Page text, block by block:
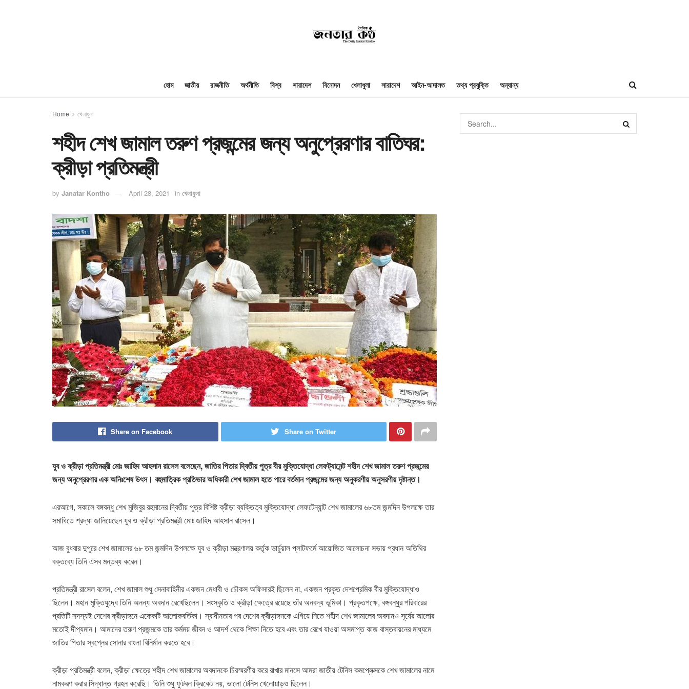
হোম জাতীয় রাজনীতি অর্থনীতি বিশ্ব সারাদেশ বিনোদন খেলাধুলা সারাদেশ আইন-আদালত তথ্য প্রযুক্তি অন্যান্য
Home খেলাধুলা
শহীদ শেখ জামাল তরুণ প্রজন্মের জন্য অনুপ্রেরণার বাতিঘর:
ক্রীড়া প্রতিমন্ত্রী
by Janatar Kontho April 28, 2021 in খেলাধুলা
Share on Facebook Share on Twitter
যুব ও ক্রীড়া প্রতিমন্ত্রী মোঃ জাহিদ আহসান রাসেল বলেছেন, জাতির পিতার দ্বিতীয় পুত্র বীর মুক্তিযোদ্ধা লেফট্যানেন্ট শহীদ শেখ জামাল তরুণ প্রজন্মের
জন্য অনুপ্রেরণার এক অনিঃশেষ উৎস। বহুমাত্রিক প্রতিভার অধিকারী শেখ জামাল হতে পারে বর্তমান প্রজন্মের জন্য অনুকরণীয় অনুসরণীয় দৃষ্টান্ত।
এরআগে, সকালে বঙ্গবন্ধু শেখ মুজিবুর রহমানের দ্বিতীয় পুত্র বিশিষ্ট ক্রীড়া ব্যক্তিত্ব মুক্তিযোদ্ধা লেফটেন্যান্ট শেখ জামালের ৬৮তম জন্মদিন উপলক্ষে তার
সমাধিতে শ্রদ্ধা জানিয়েছেন যুব ও ক্রীড়া প্রতিমন্ত্রী মোঃ জাহিদ আহসান রাসেল।
আজ বুধবার দুপুরে শেখ জামালের ৬৮ তম জন্মদিন উপলক্ষে যুব ও ক্রীড়া মন্ত্রণালয় কর্তৃক ভার্চুয়াল প্লাটফর্মে আয়োজিত আলোচনা সভায় প্রধান অতিথির
বক্তব্যে তিনি এসব মন্তব্য করেন।
প্রতিমন্ত্রী রাসেল বলেন, শেখ জামাল শুধু সেনাবাহিনীর একজন মেধাবী ও চৌকস অফিসারই ছিলেন না, একজন প্রকৃত দেশপ্রেমিক বীর মুক্তিযোদ্ধাও
ছিলেন। মহান মুক্তিযুদ্ধে তিনি অনন্য অবদান রেখেছিলেন। সংস্কৃতি ও ক্রীড়া ক্ষেত্রে রয়েছে তাঁর অনবদ্য ভূমিকা। প্রকৃতপক্ষে, বঙ্গবন্ধুর পরিবারের
প্রতিটি সদস্যই দেশের ক্রীড়াঙ্গনে একেকটি আলোকবর্তিকা। স্বাধীনতার পর দেশের ক্রীড়াঙ্গনকে এগিয়ে নিতে শহীদ শেখ জামালের অবদানও সূর্যের আলোর
মতোই দীপ্যমান। আমাদের তরুণ প্রজন্মকে তার কর্মময় জীবন ও আদর্শ থেকে শিক্ষা নিতে হবে এবং তার রেখে যাওয়া অসমাপ্ত কাজ বাস্তবায়নের মাধ্যমে
জাতির পিতার স্বপ্নের সোনার বাংলা বিনির্মান করতে হবে।
ক্রীড়া প্রতিমন্ত্রী বলেন, ক্রীড়া ক্ষেত্রে শহীদ শেখ জামালের অবদানকে চিরস্মরণীয় করে রাখার মানসে আমরা জাতীয় টেনিস কমপ্লেক্সকে শেখ জামালের নামে
নামকরণ করার সিদ্ধান্ত গ্রহন করেছি। তিনি শুধু ফুটবল ক্রিকেট নয়, ভালো টেনিস খেলোয়াড়ও ছিলেন।